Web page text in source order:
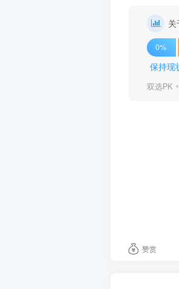
0%
保持现
双选PK
赞赏